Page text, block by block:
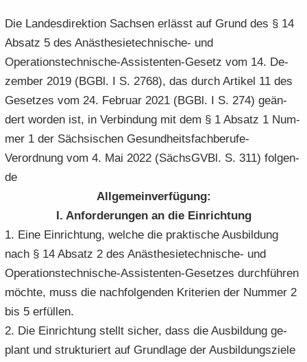
n
­
d
a
­
v
i
o
n
o
n
i
­
o
n
­
d
a
­
v
o
n
t
i
­
Die Lan­des­di­rek­ti­on Sach­sen er­lässt auf Grund des § 14
Ab­satz 5 des Anästhesietechnische-​ und
Operationstechnische-​Assistenten-Gesetz vom 14. De­
zem­ber 2019 (BGBl. I S. 2768), das durch Ar­ti­kel 11 des
Ge­set­zes vom 24. Fe­bru­ar 2021 (BGBl. I S. 274) ge­än­
dert wor­den ist, in Ver­bin­dung mit dem § 1 Ab­satz 1 Num­
mer 1 der Säch­si­schen Gesundheitsfachberufe-​
Verordnung vom 4. Mai 2022 (Sächs­GVBl. S. 311) fol­gen­
de
All­ge­mein­ver­fü­gung:
I. An­for­de­run­gen an die Ein­rich­tung
1. Eine Ein­rich­tung, wel­che die prak­ti­sche Aus­bil­dung
nach § 14 Ab­satz 2 des Anästhesietechnische-​ und
Operationstechnische-​Assistenten-Gesetzes durch­füh­ren
möch­te, muss die nach­fol­gen­den Kri­te­ri­en der Num­mer 2
bis 5 er­fül­len.
2. Die Ein­rich­tung stellt si­cher, dass die Aus­bil­dung ge­
plant und struk­tu­riert auf Grund­la­ge der Aus­bil­dungs­zie­le